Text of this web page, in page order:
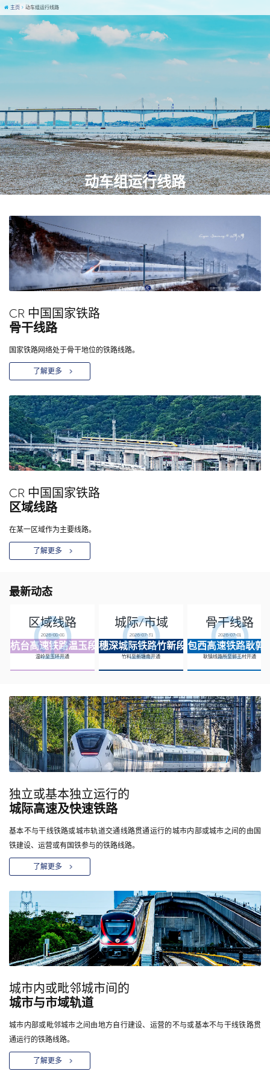
动车组运行线路
主页 动车组运行线路
CR 中国国家铁路
骨干线路
国家铁路网络处于骨干地位的铁路线路。
了解更多
CR 中国国家铁路
区域线路
在某一区域作为主要线路。
了解更多
最新动态
区域线路
2026-08-08
杭台高速铁路温玉段
温岭至玉环开通
城际/市域
2026-07-31
穗深城际铁路竹新段
竹料至新塘南开通
骨干线路
2026-07-01
包西高速铁路耿郭
耿镇线路所至郭王村开通
独立或基本独立运行的
城际高速及快速铁路
基本不与干线铁路或城市轨道交通线路贯通运行的城市内部或城市之间的由国
铁建设、运营或有国铁参与的铁路线路。
了解更多
城市内或毗邻城市间的
城市与市域轨道
城市内部或毗邻城市之间由地方自行建设、运营的不与或基本不与干线铁路贯
通运行的铁路线路。
了解更多